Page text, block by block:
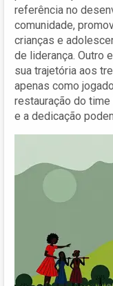
referência no
comunidade,
crianças e
de liderança. Outro
sua trajetória aos
apenas como
restauração do
e a dedicação